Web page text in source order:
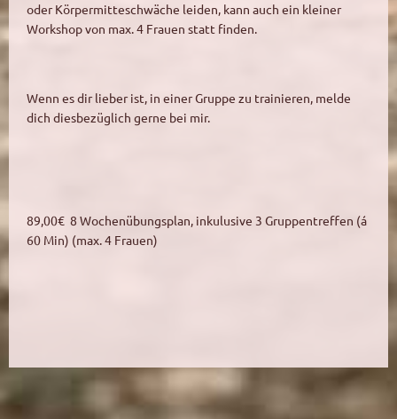
oder Körpermitteschwäche leiden, kann auch ein kleiner
Workshop von max. 4 Frauen statt finden.
Wenn es dir lieber ist, in einer Gruppe zu trainieren, melde
dich diesbezüglich gerne bei mir.
89,00€ 8 Wochenübungsplan, inkulusive 3 Gruppentreffen (á
60 Min) (max. 4 Frauen)